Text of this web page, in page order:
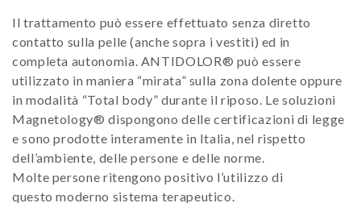
Il trattamento può essere effettuato senza diretto
contatto sulla pelle (anche sopra i vestiti) ed in
completa autonomia. ANTIDOLOR® può essere
utilizzato in maniera “mirata” sulla zona dolente oppure
in modalità “Total body” durante il riposo. Le soluzioni
Magnetology® dispongono delle certificazioni di legge
e sono prodotte interamente in Italia, nel rispetto
dell’ambiente, delle persone e delle norme.
Molte persone ritengono positivo l’utilizzo di
questo moderno sistema terapeutico.